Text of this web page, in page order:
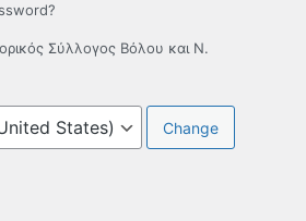
Σύλλογος Βόλου και Ν.